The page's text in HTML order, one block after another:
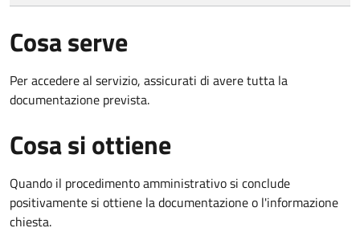
Cosa serve
Per accedere al servizio, assicurati di avere tutta la
documentazione prevista.
Cosa si ottiene
Quando il procedimento amministrativo si conclude
positivamente si ottiene la documentazione o l'informazione
chiesta.